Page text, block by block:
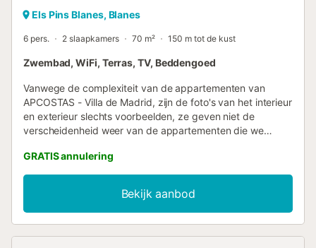
Els Pins Blanes, Blanes
6 pers. 2 slaapkamers 70 m² 150 m tot de kust
Zwembad, WiFi, Terras, TV, Beddengoed
Vanwege de complexiteit van de appartementen van
APCOSTAS - Villa de Madrid, zijn de foto's van het interieur
en exterieur slechts voorbeelden, ze geven niet de
verscheidenheid weer van de appartementen die we
Pinos, op 50 m van het strand en 1,5 km van het
stadscentrum. COMPOSITIE: - ALLEEN VOOR FAMILIES.
Ze hebben: Capaciteit voor 4/6 personen: Woonkamer met
tv en slaapbank), 2 tweepersoonsslaapkamers (sommige
met uittrekbare slaapbank), 2 badkamers met douche,
GRATIS annulering
Bekijk aanbod